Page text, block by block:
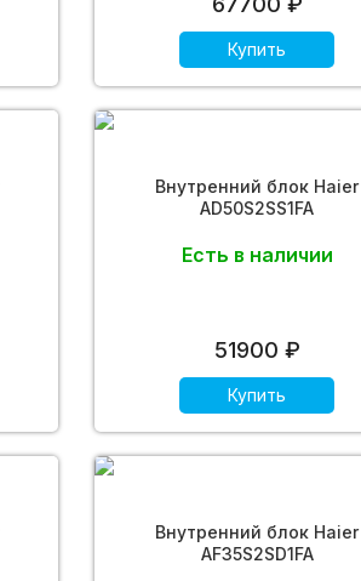
Купить
Внутренний блок Haier
AD50S2SS1FA
Есть в наличии
51900 ₽
Купить
Внутренний блок Haier
AF35S2SD1FA